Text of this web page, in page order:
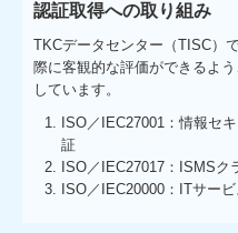
認証取得への取り組み
TKCデータセンター（TISC）
際に客観的な評価ができるよ
しています。
ISO／IEC27001：情報セ
証
ISO／IEC27017：ISMSク
ISO／IEC20000：ITサー